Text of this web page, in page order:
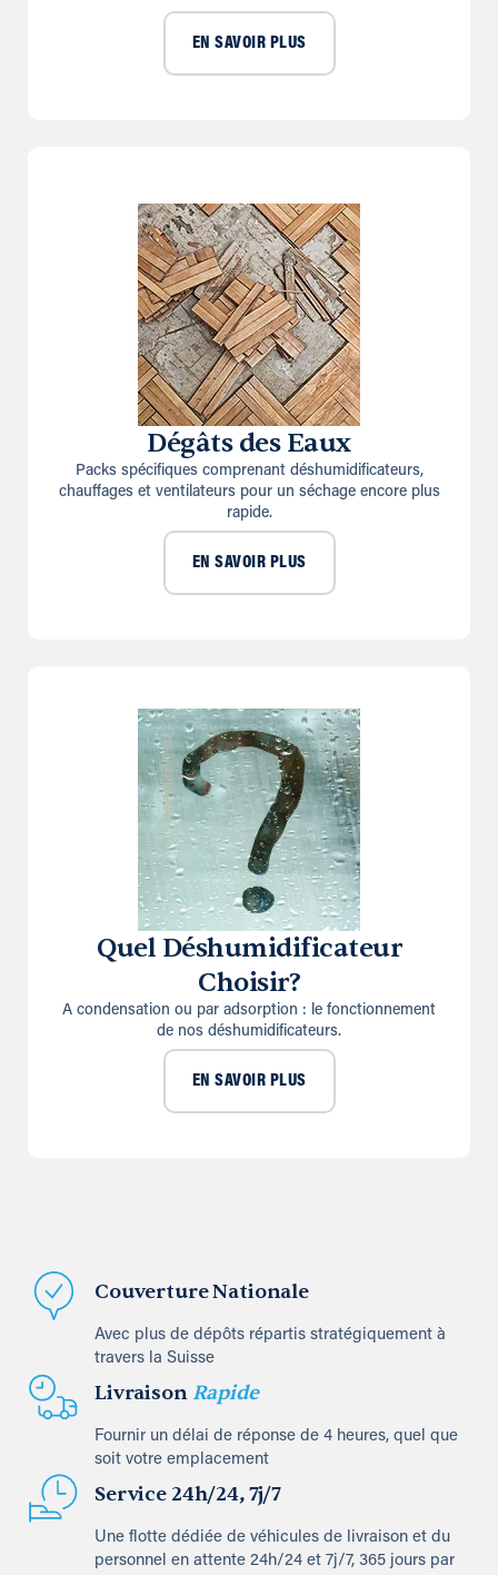
EN SAVOIR PLUS
Dégâts des Eaux
Packs spécifiques comprenant déshumidificateurs,
chauffages et ventilateurs pour un séchage encore plus
rapide.
EN SAVOIR PLUS
Quel Déshumidificateur
Choisir?
A condensation ou par adsorption : le fonctionnement
de nos déshumidificateurs.
EN SAVOIR PLUS
Couverture Nationale
Avec plus de dépôts répartis stratégiquement à
travers la Suisse
Livraison Rapide
Fournir un délai de réponse de 4 heures, quel que
soit votre emplacement
Service 24h/24, 7j/7
Une flotte dédiée de véhicules de livraison et du
personnel en attente 24h/24 et 7j/7, 365 jours par